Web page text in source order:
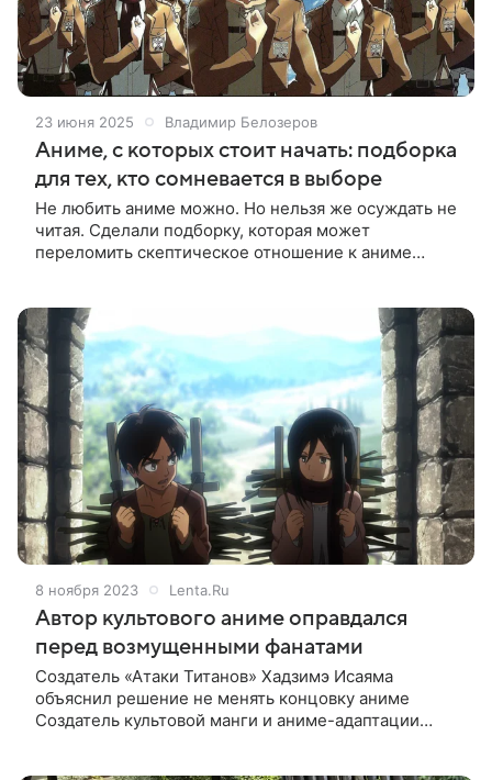
23 июня 2025 Владимир Белозеров
Аниме, с которых стоит начать: подборка
для тех, кто сомневается в выборе
Не любить аниме можно. Но нельзя же осуждать не
читая. Сделали подборку, которая может
переломить скептическое отношение к аниме
ценителей. Японская
8 ноября 2023 Lenta.Ru
Автор культового аниме оправдался
перед возмущенными фанатами
Создатель «Атаки Титанов» Хадзимэ Исаяма
объяснил решение не менять концовку аниме
Создатель культовой манги и аниме-адаптации